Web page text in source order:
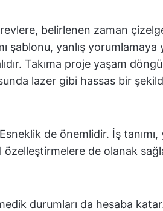
belirlenen zaman
şablonu, yanlış yorumlamaya
Takıma proje yaşam
lazer gibi hassas bir
de önemlidir. İş tanımı,
de olanak
durumları da hesaba